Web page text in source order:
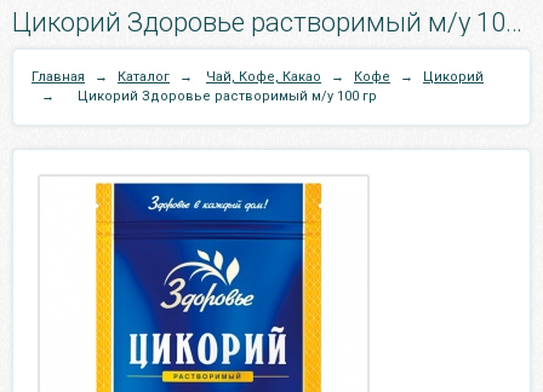
Цикорий Здоровье растворимый м/у 100 гр.
Главная → Каталог → Чай, Кофе, Какао → Кофе →
Цикорий
→
Цикорий Здоровье растворимый м/у 100 гр